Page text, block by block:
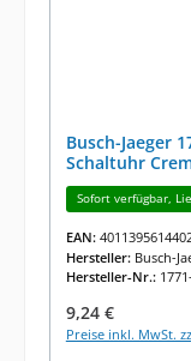
Busch-Jaeger
Schaltuhr
Sofort verfügbar,
EAN:
Hersteller: Busch-
Hersteller-Nr.:
Regulärer Preis:
9,24 €
Preise inkl. MwSt.